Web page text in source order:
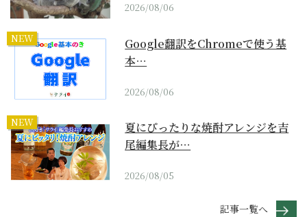
2026/08/06
NEW
Google翻訳をChromeで使う基
本…
2026/08/06
NEW
夏にぴったりな焼酎アレンジを吉
尾編集長が…
2026/08/05
記事一覧へ